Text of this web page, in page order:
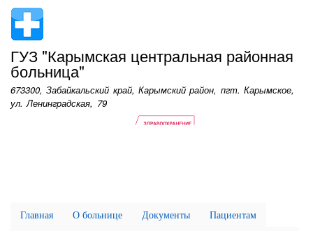
содержанию
ГУЗ "Карымская центральная районная
больница"
673300, Забайкальский край, Карымский район, пгт. Карымское,
ул. Ленинградская, 79
Главная О больнице Документы
Пациентам